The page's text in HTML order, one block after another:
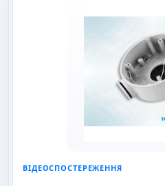
ВІДЕОСПОСТЕРЕЖЕННЯ